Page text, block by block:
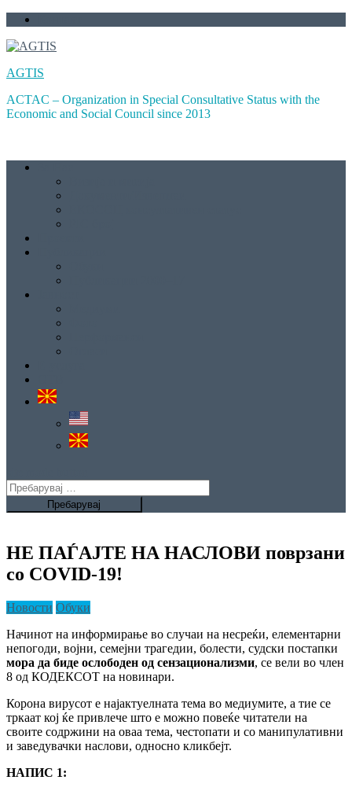
Skip
content
AGTIS
ACTAC – Organization in Special Consultative Status with the
Economic and Social Council since 2013
Пребарувај
за:
НЕ ПАЃАЈТЕ НА НАСЛОВИ поврзани
со COVID-19!
Новости Обуки
Начинот на информирање во случаи на несреќи, елементарни
непогоди, војни, семејни трагедии, болести, судски постапки
мора да биде ослободен од сензационализми, се вели во член
8 од КОДЕКСОТ на новинари.
Корона вирусот е најактуелната тема во медиумите, а тие се
тркаат кој ќе привлече што е можно повеќе читатели на
своите содржини на оваа тема, честопати и со манипулативни
и заведувачки наслови, односно кликбејт.
НАПИС 1: